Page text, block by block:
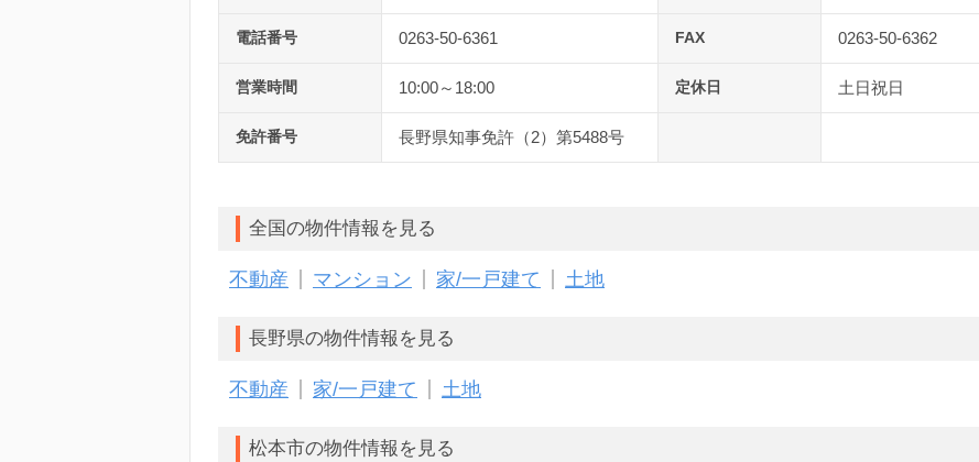
電話番号 0263-50-6361 FAX 0263-50-6362
営業時間 10:00～18:00 定休日 土日祝日
免許番号 長野県知事免許（2）第5488号
全国の物件情報を見る
不動産 マンション 家/一戸建て 土地
長野県の物件情報を見る
不動産 家/一戸建て 土地
松本市の物件情報を見る